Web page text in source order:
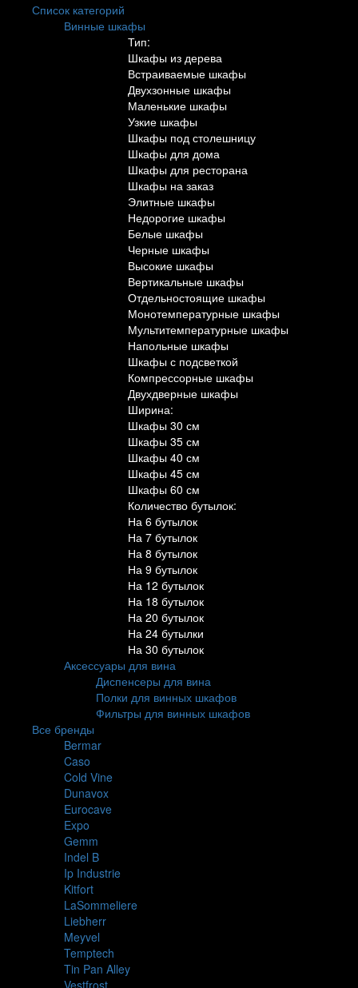
Список категорий
Винные шкафы
Тип:
Шкафы из дерева
Встраиваемые шкафы
Двухзонные шкафы
Маленькие шкафы
Узкие шкафы
Шкафы под столешницу
Шкафы для дома
Шкафы для ресторана
Шкафы на заказ
Элитные шкафы
Недорогие шкафы
Белые шкафы
Черные шкафы
Высокие шкафы
Вертикальные шкафы
Отдельностоящие шкафы
Монотемпературные шкафы
Мультитемпературные шкафы
Напольные шкафы
Шкафы с подсветкой
Компрессорные шкафы
Двухдверные шкафы
Ширина:
Шкафы 30 см
Шкафы 35 см
Шкафы 40 см
Шкафы 45 см
Шкафы 60 см
Количество бутылок:
На 6 бутылок
На 7 бутылок
На 8 бутылок
На 9 бутылок
На 12 бутылок
На 18 бутылок
На 20 бутылок
На 24 бутылки
На 30 бутылок
Аксессуары для вина
Диспенсеры для вина
Полки для винных шкафов
Фильтры для винных шкафов
Все бренды
Bermar
Caso
Cold Vine
Dunavox
Eurocave
Expo
Gemm
Indel B
Ip Industrie
Kitfort
LaSommeliere
Liebherr
Meyvel
Temptech
Tin Pan Alley
Vestfrost